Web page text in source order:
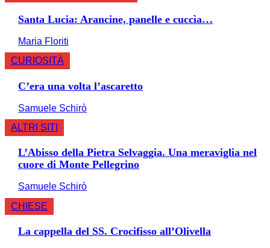
Santa Lucia: Arancine, panelle e cuccìa…
Maria Floriti
CURIOSITÀ
C’era una volta l’ascaretto
Samuele Schirò
ALTRI SITI
L’Abisso della Pietra Selvaggia. Una meraviglia nel
cuore di Monte Pellegrino
Samuele Schirò
CHIESE
La cappella del SS. Crocifisso all’Olivella